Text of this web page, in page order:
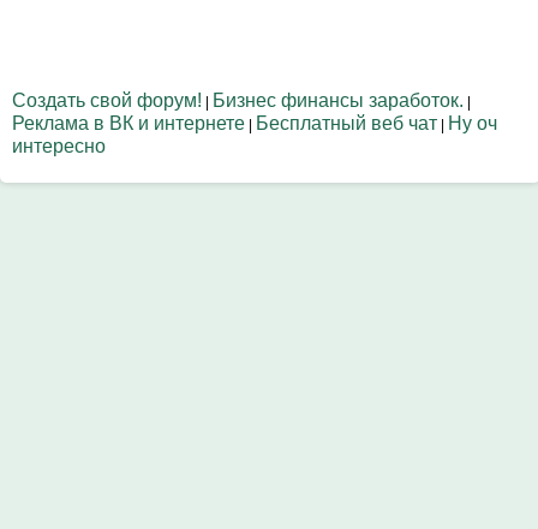
Создать свой форум! | Бизнес финансы заработок. |
Реклама в ВК и интернете | Бесплатный веб чат | Ну оч
интересно